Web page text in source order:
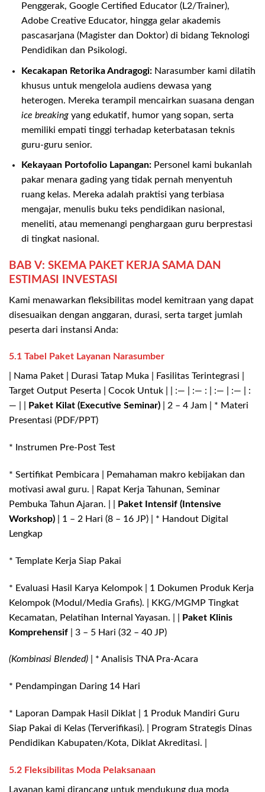
Penggerak, Google Certified Educator (L2/Trainer),
Adobe Creative Educator, hingga gelar akademis
pascasarjana (Magister dan Doktor) di bidang Teknologi
Pendidikan dan Psikologi.
Kecakapan Retorika Andragogi:Narasumber kami dilatih
khusus untuk mengelola audiens dewasa yang
heterogen. Mereka terampil mencairkan suasana dengan
ice breakingyang edukatif, humor yang sopan, serta
memiliki empati tinggi terhadap keterbatasan teknis
guru-guru senior.
Kekayaan Portofolio Lapangan:Personel kami bukanlah
pakar menara gading yang tidak pernah menyentuh
ruang kelas. Mereka adalah praktisi yang terbiasa
mengajar, menulis buku teks pendidikan nasional,
meneliti, atau memenangi penghargaan guru berprestasi
di tingkat nasional.
BAB V: SKEMA PAKET KERJA SAMA DAN
ESTIMASI INVESTASI
Kami menawarkan fleksibilitas model kemitraan yang dapat
disesuaikan dengan anggaran, durasi, serta target jumlah
peserta dari instansi Anda:
5.1 Tabel Paket Layanan Narasumber
| Nama Paket | Durasi Tatap Muka | Fasilitas Terintegrasi |
Target Output Peserta | Cocok Untuk | | :— | :— : | :— | :— | :
— | |
Paket Kilat (Executive Seminar) | 2 – 4 Jam | * Materi
Presentasi (PDF/PPT)
* Instrumen Pre-Post Test
* Sertifikat Pembicara | Pemahaman makro kebijakan dan
motivasi awal guru. | Rapat Kerja Tahunan, Seminar
Pembuka Tahun Ajaran. | |
Paket Intensif (Intensive
Workshop) | 1 – 2 Hari (8 – 16 JP) | * Handout Digital
Lengkap
* Template Kerja Siap Pakai
* Evaluasi Hasil Karya Kelompok | 1 Dokumen Produk Kerja
Kelompok (Modul/Media Grafis). | KKG/MGMP Tingkat
Kecamatan, Pelatihan Internal Yayasan. | | Paket Klinis
Komprehensif | 3 – 5 Hari (32 – 40 JP)
(Kombinasi Blended) | * Analisis TNA Pra-Acara
* Pendampingan Daring 14 Hari
* Laporan Dampak Hasil Diklat | 1 Produk Mandiri Guru
Siap Pakai di Kelas (Terverifikasi). | Program Strategis Dinas
Pendidikan Kabupaten/Kota, Diklat Akreditasi. |
5.2 Fleksibilitas Moda Pelaksanaan
Layanan kami dirancang untuk mendukung dua moda